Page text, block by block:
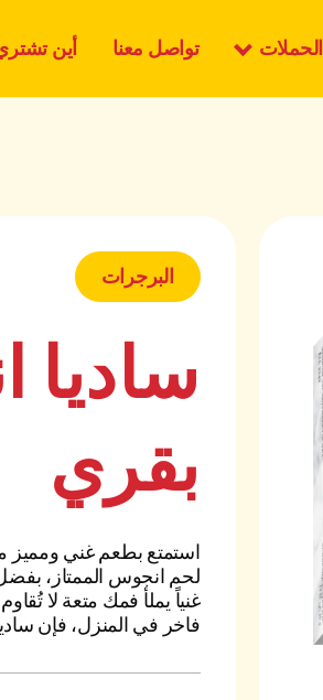
الحملات تواصل معنا أين
البرجرات
بقري
استمتع بطعم غني
لحم انجوس الممتاز،
غنياً يملأ فمك متعة لا
فاخر في المنزل، فإن